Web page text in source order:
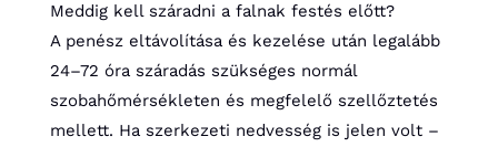
Meddig kell száradni a falnak festés előtt?
A penész eltávolítása és kezelése után legalább
24–72 óra száradás szükséges normál
szobahőmérsékleten és megfelelő szellőztetés
mellett. Ha szerkezeti nedvesség is jelen volt –